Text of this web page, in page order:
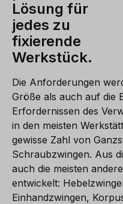
Lösung für
jedes zu
fixierende
Werkstück.
Die Anforderungen
Größe als auch auf die
Erfordernissen des
in den meisten
gewisse Zahl von
Schraubzwingen. Aus
auch die meisten
entwickelt:
Einhandzwingen,